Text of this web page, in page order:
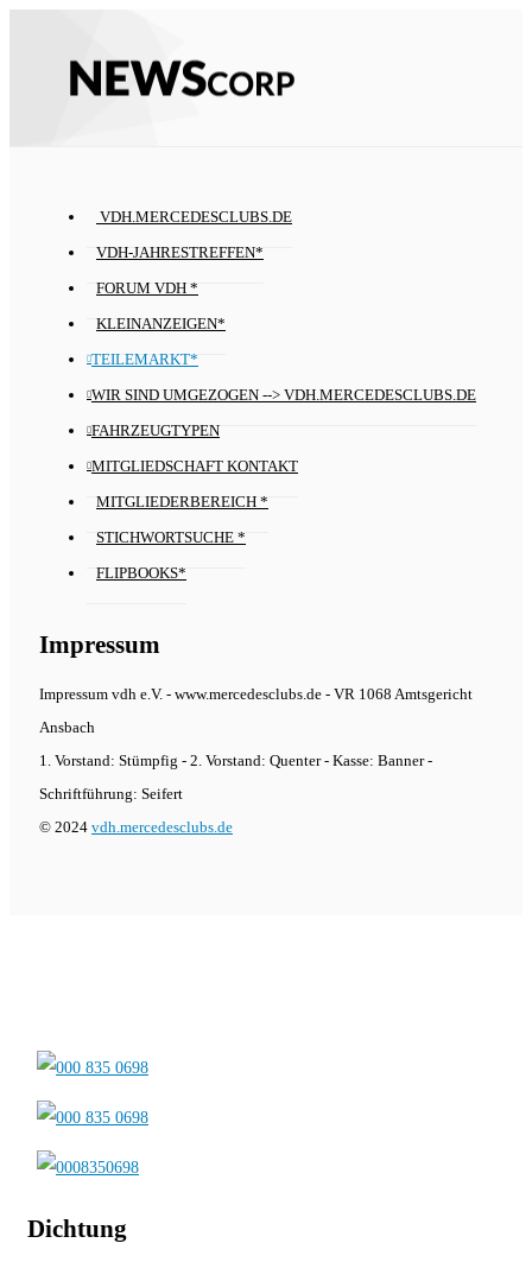
VDH.MERCEDESCLUBS.DE
VDH-JAHRESTREFFEN*
FORUM VDH *
KLEINANZEIGEN*
TEILEMARKT*
WIR SIND UMGEZOGEN --> VDH.MERCEDESCLUBS.DE
FAHRZEUGTYPEN
MITGLIEDSCHAFT KONTAKT
MITGLIEDERBEREICH *
STICHWORTSUCHE *
FLIPBOOKS*
Impressum
Impressum vdh e.V. - www.mercedesclubs.de - VR 1068 Amtsgericht
Ansbach
1. Vorstand: Stümpfig - 2. Vorstand: Quenter - Kasse: Banner -
Schriftführung: Seifert
© 2024 vdh.mercedesclubs.de
Dichtung